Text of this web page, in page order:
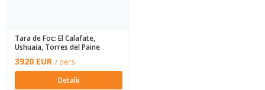
Tara de Foc: El Calafate,
Ushuaia, Torres del Paine
3920 EUR / pers
Detalii